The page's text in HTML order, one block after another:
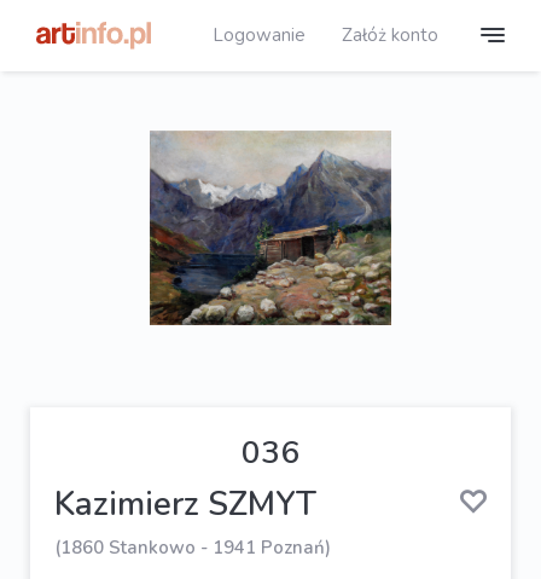
Logowanie Załóż konto
036
Kazimierz SZMYT
(1860 Stankowo - 1941 Poznań)